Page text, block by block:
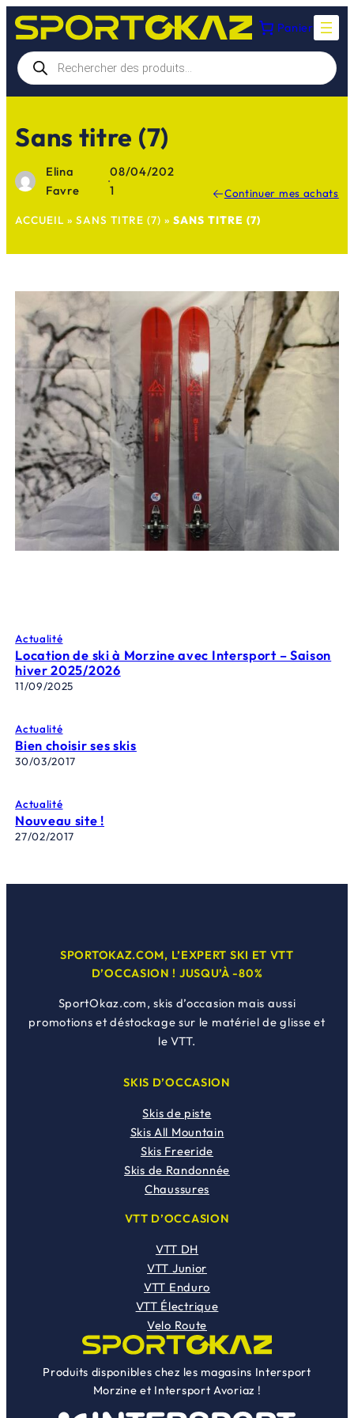
Aller
au
contenu
Panier
Recherche
de
produits
Sans titre (7)
Elina
Favre
·
08/04/202
1
Continuer mes achats
ACCUEIL » SANS TITRE (7) » SANS TITRE (7)
Actualité
Location de ski à Morzine avec Intersport – Saison
hiver 2025/2026
11/09/2025
Actualité
Bien choisir ses skis
30/03/2017
Actualité
Nouveau site !
27/02/2017
SPORTOKAZ.COM, L’EXPERT SKI ET VTT
D’OCCASION ! JUSQU’À -80%
SportOkaz.com, skis d’occasion mais aussi
promotions et déstockage sur le matériel de glisse et
le VTT.
SKIS D’OCCASION
Skis de piste
Skis All Mountain
Skis Freeride
Skis de Randonnée
Chaussures
VTT D’OCCASION
VTT DH
VTT Junior
VTT Enduro
VTT Électrique
Velo Route
Produits disponibles chez les magasins Intersport
Morzine et Intersport Avoriaz !